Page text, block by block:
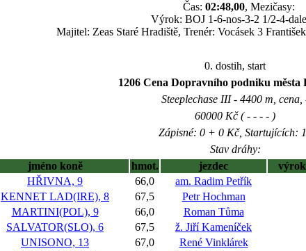
Čas: 02:48,00, Mezičasy:
Výrok: BOJ 1-6-nos-3-2 1/2-4-
Majitel: Zeas Staré Hradiště, Trenér: Vocásek 3
0. dostih, start
1206 Cena Dopravního podniku města
Steeplechase III - 4400 m, cena,
60000 Kč ( - - - - )
Zápisné: 0 + 0 Kč, Startujících:
Stav dráhy:
jméno koně hmot. jezdec výrok
HŘIVNA, 9 66,0 am. Radim Petřík
KENNET LAD(IRE), 8 67,5 Petr Hochman
MARTINI(POL), 9 66,0 Roman Tůma
SALVATOR(SLO), 6 67,5 ž. Jiří Kameníček
UNISONO, 13 67,0 René Vinklárek